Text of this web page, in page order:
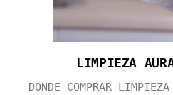
LIMPIEZA
DONDE COMPRAR